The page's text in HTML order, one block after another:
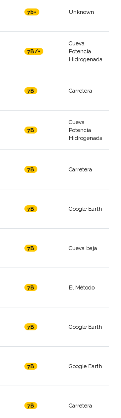
7b+ Unknown
7B/+
Cueva
Potencia
Hidrogenada
7B Carretera
7B
Cueva
Potencia
Hidrogenada
7B Carretera
7B Google Earth
7B Cueva baja
7B El Método
7B Google Earth
7B Google Earth
7B Carretera